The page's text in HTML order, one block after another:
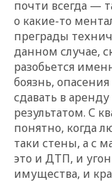
почти всегда —
о какие-то
преграды
данном случае,
разобьется
боязнь,
сдавать в
результатом. С
понятно, когда
таки стены, а с
это и ДТП, и
имущества, и